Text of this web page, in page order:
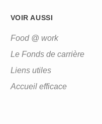
VOIR AUSSI
Food @ work
Le Fonds de carrière
Liens utiles
Accueil efficace